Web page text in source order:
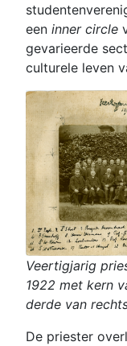
een inner circle
gevarieerde
culturele leven
Veertigjarig
1922 met kern
derde van
De priester